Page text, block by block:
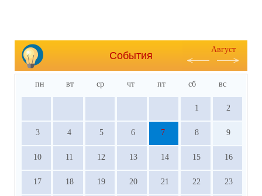
События
Август
пн вт ср чт пт сб вс
1 2
3 4 5 6 7 8 9
10 11 12 13 14 15 16
17 18 19 20 21 22 23